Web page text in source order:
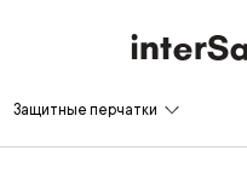
Защитные перчатки